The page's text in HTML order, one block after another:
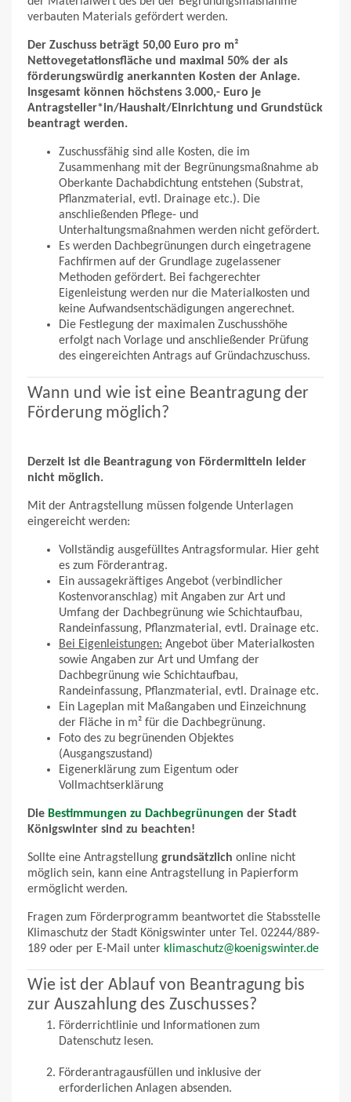
verbauten Materials gefördert werden.
Der Zuschuss beträgt 50,00 Euro pro m²
Nettovegetationsfläche und maximal 50% der als
förderungswürdig anerkannten Kosten der Anlage.
Insgesamt können höchstens 3.000,- Euro je
Antragsteller*in/Haushalt/Einrichtung und Grundstück
beantragt werden.
Zuschussfähig sind alle Kosten, die im
Zusammenhang mit der Begrünungsmaßnahme ab
Oberkante Dachabdichtung entstehen (Substrat,
Pflanzmaterial, evtl. Drainage etc.). Die
anschließenden Pflege- und
Unterhaltungsmaßnahmen werden nicht gefördert.
Es werden Dachbegrünungen durch eingetragene
Fachfirmen auf der Grundlage zugelassener
Methoden gefördert. Bei fachgerechter
Eigenleistung werden nur die Materialkosten und
keine Aufwandsentschädigungen angerechnet.
Die Festlegung der maximalen Zuschusshöhe
erfolgt nach Vorlage und anschließender Prüfung
des eingereichten Antrags auf Gründachzuschuss.
Wann und wie ist eine Beantragung der
Förderung möglich?
Derzeit ist die Beantragung von Fördermitteln leider
nicht möglich.
Mit der Antragstellung müssen folgende Unterlagen
eingereicht werden:
Vollständig ausgefülltes Antragsformular. Hier geht
es zum Förderantrag.
Ein aussagekräftiges Angebot (verbindlicher
Kostenvoranschlag) mit Angaben zur Art und
Umfang der Dachbegrünung wie Schichtaufbau,
Randeinfassung, Pflanzmaterial, evtl. Drainage etc.
Bei Eigenleistungen: Angebot über Materialkosten
sowie Angaben zur Art und Umfang der
Dachbegrünung wie Schichtaufbau,
Randeinfassung, Pflanzmaterial, evtl. Drainage etc.
Ein Lageplan mit Maßangaben und Einzeichnung
der Fläche in m² für die Dachbegrünung.
Foto des zu begrünenden Objektes
(Ausgangszustand)
Eigenerklärung zum Eigentum oder
Vollmachtserklärung
Die Bestimmungen zu Dachbegrünungen der Stadt
Königswinter sind zu beachten!
Sollte eine Antragstellung grundsätzlich online nicht
möglich sein, kann eine Antragstellung in Papierform
ermöglicht werden.
Fragen zum Förderprogramm beantwortet die Stabsstelle
Klimaschutz der Stadt Königswinter unter Tel. 02244/889-
189 oder per E-Mail unter klimaschutz@koenigswinter.de
Wie ist der Ablauf von Beantragung bis
zur Auszahlung des Zuschusses?
Förderrichtlinie und Informationen zum
Datenschutz lesen.
Förderantragausfüllen und inklusive der
erforderlichen Anlagen absenden.